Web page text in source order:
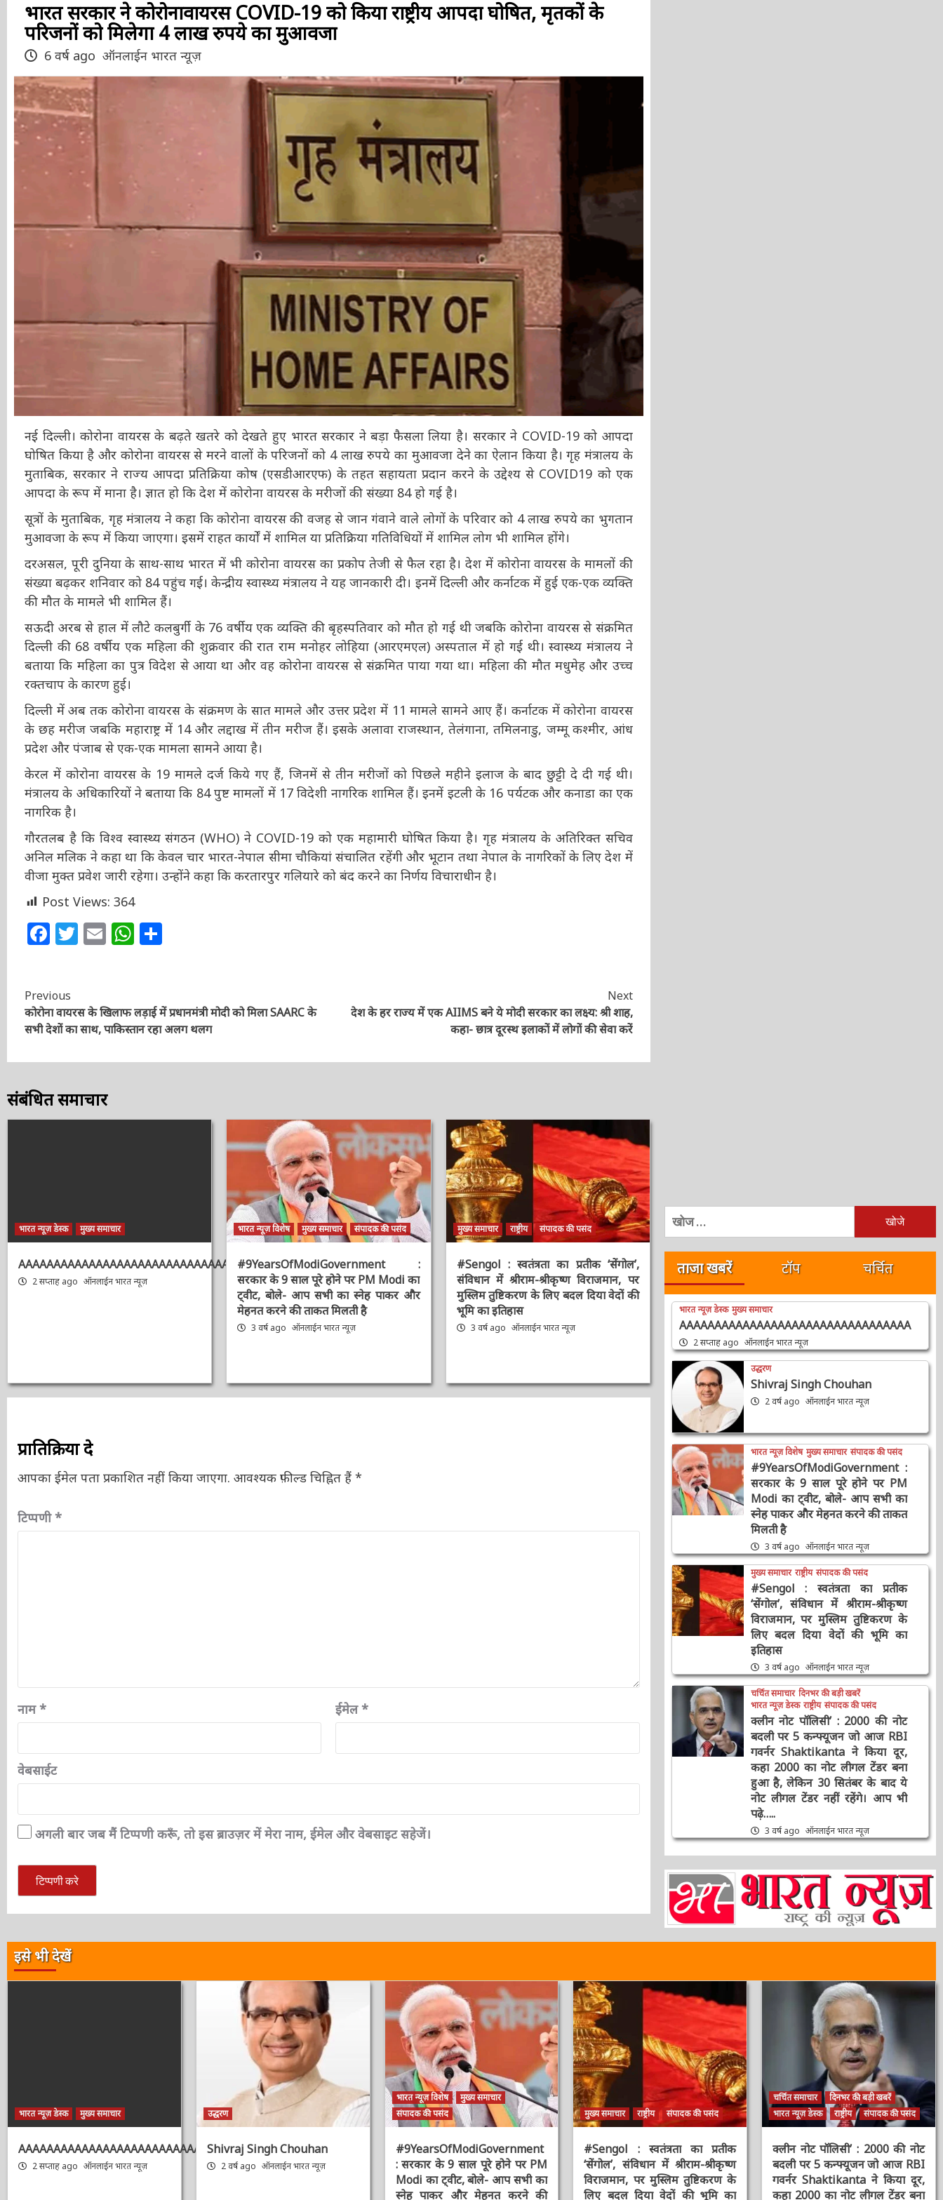
भारत सरकार ने कोरोनावायरस COVID-19 को किया राष्ट्रीय आपदा घोषित, मृतकों के
परिजनों को मिलेगा 4 लाख रुपये का मुआवजा
6 वर्ष ago ऑनलाईन भारत न्यूज़
नई दिल्ली। कोरोना वायरस के बढ़ते खतरे को देखते हुए भारत सरकार ने बड़ा फैसला लिया है। सरकार ने COVID-19 को आपदा
घोषित किया है और कोरोना वायरस से मरने वालों के परिजनों को 4 लाख रुपये का मुआवजा देने का ऐलान किया है। गृह मंत्रालय के
मुताबिक, सरकार ने राज्य आपदा प्रतिक्रिया कोष (एसडीआरएफ) के तहत सहायता प्रदान करने के उद्देश्य से COVID19 को एक
आपदा के रूप में माना है। ज्ञात हो कि देश में कोरोना वायरस के मरीजों की संख्या 84 हो गई है।
सूत्रों के मुताबिक, गृह मंत्रालय ने कहा कि कोरोना वायरस की वजह से जान गंवाने वाले लोगों के परिवार को 4 लाख रुपये का भुगतान
मुआवजा के रूप में किया जाएगा। इसमें राहत कार्यों में शामिल या प्रतिक्रिया गतिविधियों में शामिल लोग भी शामिल होंगे।
दरअसल, पूरी दुनिया के साथ-साथ भारत में भी कोरोना वायरस का प्रकोप तेजी से फैल रहा है। देश में कोरोना वायरस के मामलों की
संख्या बढ़कर शनिवार को 84 पहुंच गई। केन्द्रीय स्वास्थ्य मंत्रालय ने यह जानकारी दी। इनमें दिल्ली और कर्नाटक में हुई एक-एक
व्यक्ति की मौत के मामले भी शामिल हैं।
सऊदी अरब से हाल में लौटे कलबुर्गी के 76 वर्षीय एक व्यक्ति की बृहस्पतिवार को मौत हो गई थी जबकि कोरोना वायरस से संक्रमित
दिल्ली की 68 वर्षीय एक महिला की शुक्रवार की रात राम मनोहर लोहिया (आरएमएल) अस्पताल में हो गई थी। स्वास्थ्य मंत्रालय ने
बताया कि महिला का पुत्र विदेश से आया था और वह कोरोना वायरस से संक्रमित पाया गया था। महिला की मौत मधुमेह और उच्च
रक्तचाप के कारण हुई।
दिल्ली में अब तक कोरोना वायरस के संक्रमण के सात मामले और उत्तर प्रदेश में 11 मामले सामने आए हैं। कर्नाटक में कोरोना वायरस
के छह मरीज जबकि महाराष्ट्र में 14 और लद्दाख में तीन मरीज हैं। इसके अलावा राजस्थान, तेलंगाना, तमिलनाडु, जम्मू कश्मीर, आंध
प्रदेश और पंजाब से एक-एक मामला सामने आया है।
केरल में कोरोना वायरस के 19 मामले दर्ज किये गए हैं, जिनमें से तीन मरीजों को पिछले महीने इलाज के बाद छुट्टी दे दी गई थी।
मंत्रालय के अधिकारियों ने बताया कि 84 पुष्ट मामलों में 17 विदेशी नागरिक शामिल हैं। इनमें इटली के 16 पर्यटक और कनाडा का
एक नागरिक है।
गौरतलब है कि विश्व स्वास्थ्य संगठन (WHO) ने COVID-19 को एक महामारी घोषित किया है। गृह मंत्रालय के अतिरिक्त सचिव
अनिल मलिक ने कहा था कि केवल चार भारत-नेपाल सीमा चौकियां संचालित रहेंगी और भूटान तथा नेपाल के नागरिकों के लिए देश
में वीजा मुक्त प्रवेश जारी रहेगा। उन्होंने कहा कि करतारपुर गलियारे को बंद करने का निर्णय विचाराधीन है।
Post Views: 364
Facebook
Twitter
EmailWhatsApp
Continue
Reading
Previous
कोरोना वायरस के खिलाफ लड़ाई में प्रधानमंत्री मोदी को मिला SAARC के
सभी देशों का साथ, पाकिस्तान रहा अलग थलग
Next
देश के हर राज्य में एक AIIMS बने ये मोदी सरकार का लक्ष्य: श्री शाह,
कहा- छात्र दूरस्थ इलाकों में लोगों की सेवा करें
संबंधित समाचार
भारत न्यूज़ डेस्क मुख्य समाचार
AAAAAAAAAAAAAAAAAAAAAAAAAAAAAAAAA
2 सप्ताह ago ऑनलाईन भारत न्यूज़
भारत न्यूज़ विशेष मुख्य समाचार संपादक की पसंद
#9YearsOfModiGovernment :
सरकार के 9 साल पूरे होने पर PM Modi
का ट्वीट, बोले- आप सभी का स्नेह पाकर
और मेहनत करने की ताकत मिलती है
3 वर्ष ago ऑनलाईन भारत न्यूज़
मुख्य समाचार राष्ट्रीय संपादक की पसंद
#Sengol : स्वतंत्रता का प्रतीक ‘सेंगोल’,
संविधान में श्रीराम-श्रीकृष्ण विराजमान, पर
मुस्लिम तुष्टिकरण के लिए बदल दिया वेदों की
भूमि का इतिहास
3 वर्ष ago ऑनलाईन भारत न्यूज़
प्रातिक्रिया दे
आपका ईमेल पता प्रकाशित नहीं किया जाएगा. आवश्यक फ़ील्ड चिह्नित हैं *
टिप्पणी*
नाम* ईमेल*
वेबसाईट
अगली बार जब मैं टिप्पणी करूँ, तो इस ब्राउज़र में मेरा नाम, ईमेल और वेबसाइट सहेजें।
खोजें:
ताजा खबरें टॉप चर्चित
भारत न्यूज़ डेस्क मुख्य समाचार
AAAAAAAAAAAAAAAAAAAAAAAAAAAAAAAAA
2 सप्ताह ago ऑनलाईन भारत न्यूज़
उद्धरण
Shivraj Singh Chouhan
2 वर्ष ago ऑनलाईन भारत न्यूज़
भारत न्यूज़ विशेष मुख्य समाचार
संपादक की पसंद
#9YearsOfModiGovernment :
सरकार के 9 साल पूरे होने पर PM
Modi का ट्वीट, बोले- आप सभी का
स्नेह पाकर और मेहनत करने की
ताकत मिलती है
3 वर्ष ago ऑनलाईन भारत न्यूज़
मुख्य समाचार राष्ट्रीय संपादक की पसंद
#Sengol : स्वतंत्रता का प्रतीक
‘सेंगोल’, संविधान में श्रीराम-श्रीकृष्ण
विराजमान, पर मुस्लिम तुष्टिकरण के
लिए बदल दिया वेदों की भूमि का
इतिहास
3 वर्ष ago ऑनलाईन भारत न्यूज़
चर्चित समाचार दिनभर की बड़ी खबरें
भारत न्यूज़ डेस्क राष्ट्रीय संपादक की पसंद
क्लीन नोट पॉलिसी’ : 2000 की नोट
बदली पर 5 कन्फ्यूजन जो आज RBI
गवर्नर Shaktikanta ने किया दूर,
कहा 2000 का नोट लीगल टेंडर बना
हुआ है, लेकिन 30 सितंबर के बाद ये
नोट लीगल टेंडर नहीं रहेंगे। आप भी
पढ़े…..
3 वर्ष ago ऑनलाईन भारत न्यूज़
इसे भी देखें
भारत न्यूज़ डेस्क मुख्य समाचार
AAAAAAAAAAAAAAAAAAAAAAAAAAAAAAAAA
2 सप्ताह ago ऑनलाईन भारत न्यूज़
उद्धरण
Shivraj Singh Chouhan
2 वर्ष ago ऑनलाईन भारत न्यूज़
भारत न्यूज़ विशेष
मुख्य समाचार
संपादक की पसंद
#9YearsOfModiGovernment
: सरकार के 9 साल पूरे होने पर PM
Modi का ट्वीट, बोले- आप सभी का
स्नेह पाकर और मेहनत करने की
मुख्य समाचार राष्ट्रीय संपादक की पसंद
#Sengol : स्वतंत्रता का प्रतीक
‘सेंगोल’, संविधान में श्रीराम-श्रीकृष्ण
विराजमान, पर मुस्लिम तुष्टिकरण के
लिए बदल दिया वेदों की भूमि का
चर्चित समाचार
दिनभर की बड़ी खबरें
भारत न्यूज़ डेस्क
राष्ट्रीय संपादक की पसंद
क्लीन नोट पॉलिसी’ : 2000 की नोट
बदली पर 5 कन्फ्यूजन जो आज RBI
गवर्नर Shaktikanta ने किया दूर,
कहा 2000 का नोट लीगल टेंडर बना